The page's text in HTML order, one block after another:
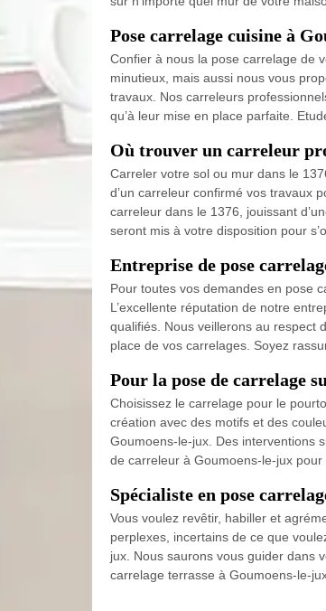
Pose carrelage cuisine à
Confier à nous la pose carrelage de
minutieux, mais aussi nous vous
travaux. Nos carreleurs
qu’à leur mise en place parfaite.
Où trouver un carreleur
Carreler votre sol ou mur dans le
d’un carreleur confirmé vos travaux
carreleur dans le 1376, jouissant
seront mis à votre disposition pour
Entreprise de pose
Pour toutes vos demandes en pose
L’excellente réputation de notre
qualifiés. Nous veillerons au respect
place de vos carrelages. Soyez
Pour la pose de carrelage
Choisissez le carrelage pour le
création avec des motifs et des
Goumoens-le-jux. Des interventions
de carreleur à Goumoens-le-jux
Spécialiste en pose
Vous voulez revêtir, habiller et
perplexes, incertains de ce que
jux. Nous saurons vous guider dans
carrelage terrasse à Goumoens-le-